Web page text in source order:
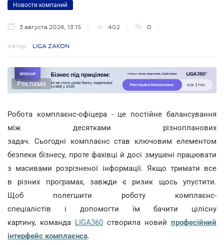
Новости компаний
3 августа 2026, 13:15 402 0
Автор: LIGA ZAKON
Реклама
Робота комплаєнс-офіцера - це постійне балансування
між десятками різнопланових
задач. Сьогодні комплаєнс став ключовим елементом
безпеки бізнесу, проте фахівці й досі змушені працювати
з масивами розрізненої інформації. Якщо тримати все
в різних програмах, завжди є ризик щось упустити.
Щоб полегшити роботу комплаєнс-
спеціалістів і допомогти їм бачити цілісну
картину, команда LIGA360 створила новий професійний
інтерфейс комплаєнса.